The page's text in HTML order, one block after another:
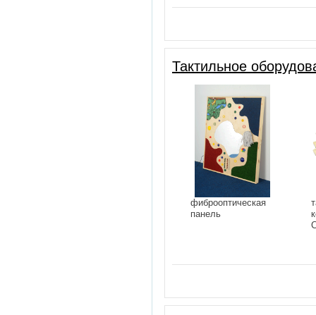
Тактильное
фиброоптическая
панель